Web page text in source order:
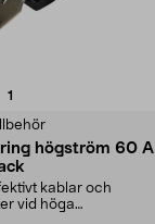
1
högström 60 A
kablar och
vid höga
av 5 stjärnor